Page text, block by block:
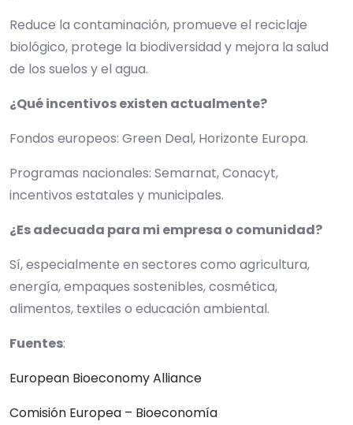
Reduce la contaminación, promueve el reciclaje
biológico, protege la biodiversidad y mejora la salud
de los suelos y el agua.
¿Qué incentivos existen actualmente?
Fondos europeos: Green Deal, Horizonte Europa.
Programas nacionales: Semarnat, Conacyt,
incentivos estatales y municipales.
¿Es adecuada para mi empresa o comunidad?
Sí, especialmente en sectores como agricultura,
energía, empaques sostenibles, cosmética,
alimentos, textiles o educación ambiental.
Fuentes:
European Bioeconomy Alliance
Comisión Europea – Bioeconomía